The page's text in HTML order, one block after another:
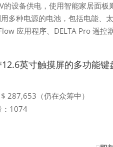
的设备供电，使用智能家居面
多种电源的电池，包括电能、
应用程序、DELTA Pro 遥
英寸触摸屏的多功能键
287,653（仍在众筹中）
：1074